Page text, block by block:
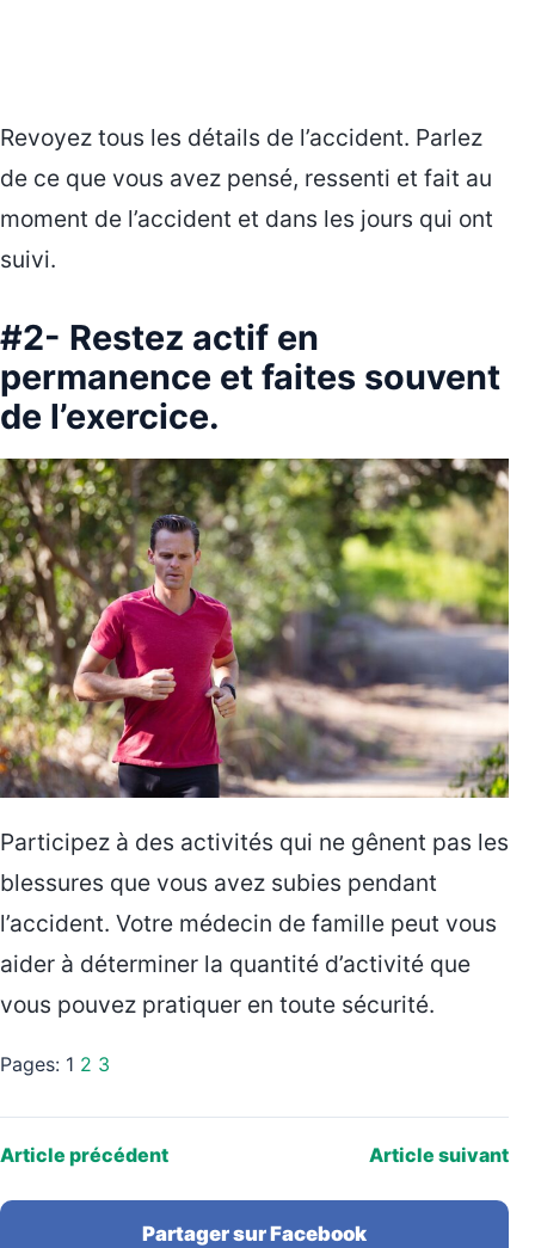
Revoyez tous les détails de l’accident. Parlez
de ce que vous avez pensé, ressenti et fait au
moment de l’accident et dans les jours qui ont
suivi.
#2- Restez actif en
permanence et faites souvent
de l’exercice.
Participez à des activités qui ne gênent pas les
blessures que vous avez subies pendant
l’accident. Votre médecin de famille peut vous
aider à déterminer la quantité d’activité que
vous pouvez pratiquer en toute sécurité.
Pages: 1 2 3
Article précédent Article suivant
Partager sur Facebook